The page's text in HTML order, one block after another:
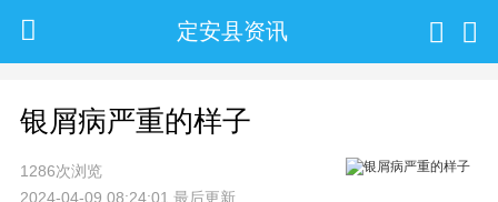
定安县资讯
银屑病严重的样子
1286次浏览
2024-04-09 08:24:01 最后更新